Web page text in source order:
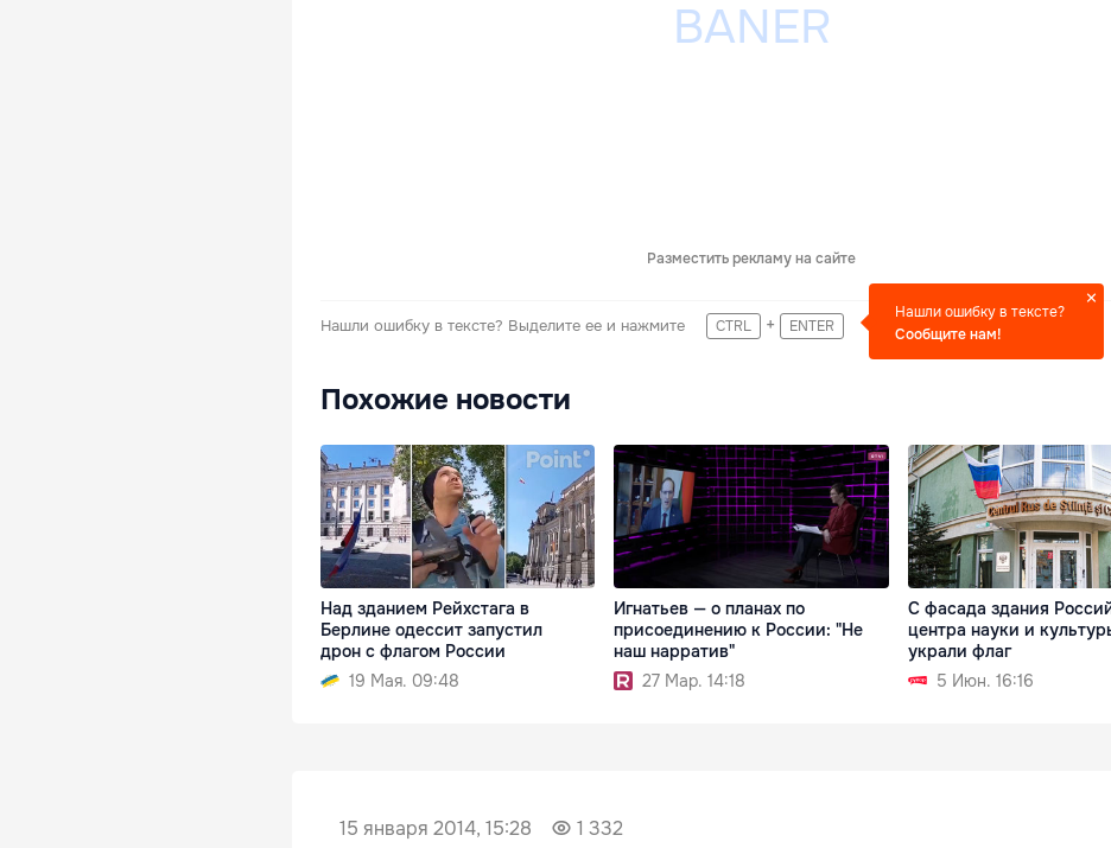
Разместить рекламу на сайте
Нашли ошибку в тексте? Выделите ее и нажмите CTRL + ENTER
Нашли ошибку в тексте?
Сообщите нам!
Похожие новости
Над зданием Рейхстага в
Берлине одессит запустил
дрон с флагом России
19 Мая. 09:48
Игнатьев — о планах по
присоединению к России: "Не
наш нарратив"
27 Мар. 14:18
С фасада здания
центра науки и
украли флаг
5 Июн. 16:16
15 января 2014, 15:28 1 332